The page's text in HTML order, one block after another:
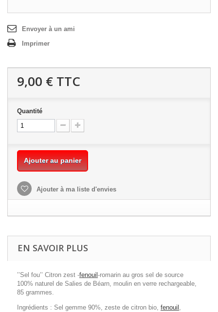
Envoyer à un ami
Imprimer
9,00 € TTC
Quantité
Ajouter au panier
Ajouter à ma liste d'envies
EN SAVOIR PLUS
’’Sel fou’’ Citron zest -fenouil -romarin au gros sel de source
100% naturel de Salies de Béarn, moulin en verre rechargeable,
85 grammes.
Ingrédients : Sel gemme 90%, zeste de citron bio, fenouil ,